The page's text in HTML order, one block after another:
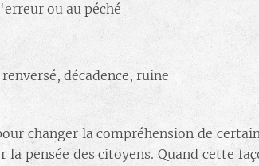
ou au péché
décadence, ruine
changer la compréhension de
pensée des citoyens. Quand cette